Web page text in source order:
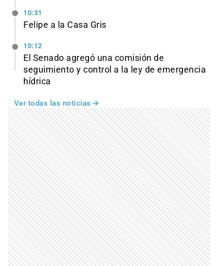
10:31
Felipe a la Casa Gris
10:12
El Senado agregó una comisión de
seguimiento y control a la ley de emergencia
hídrica
Ver todas las noticias